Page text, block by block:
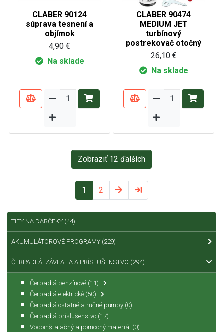
CLABER 90124
súprava tesnení a
objímok
4,90 €
Na sklade
CLABER 90474
MEDIUM JET
turbínový
postrekovač otočný
26,10 €
Na sklade
Zobraziť 12 ďalších
1 2
TIPY NA DARČEKY (44)
AKUMULÁTOROVÉ PROGRAMY (229)
ČERPADLÁ, ZÁVLAHA A PRÍSLUŠENSTVO (294)
Čerpadlá benzínové (11)
Čerpadlá elektrické (50)
Čerpadlá ostatné a ručné pumpy (0)
Čerpadlá príslušenstvo (17)
Vodoinštalačný a pomocný materiál (0)